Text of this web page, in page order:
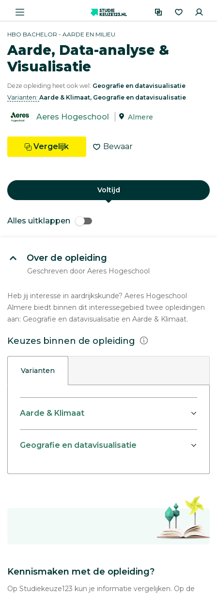
HBO BACHELOR - AARDE EN MILIEU
Aarde, Data-analyse &
Visualisatie
Deze opleiding heet ook wel: Geografie en datavisualisatie
Varianten: Aarde & Klimaat, Geografie en datavisualisatie
Aeres Hogeschool Almere
Vergelijk Bewaar
Voltijd
Alles uitklappen
Over de opleiding
Geschreven door Aeres Hogeschool
Heb jij interesse in aardrijkskunde? Aeres Hogeschool
Almere biedt binnen dit interessegebied twee opleidingen
aan: Geografie en datavisualisatie en Aarde & Klimaat.
Keuzes binnen de opleiding
Varianten
Aarde & Klimaat
Geografie en datavisualisatie
Kennismaken met de opleiding?
Op Studiekeuze123 kun je informatie vergelijken. Op de